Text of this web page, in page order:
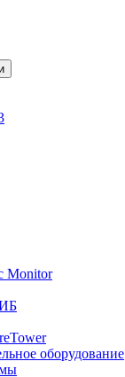
Monitor
оборудование